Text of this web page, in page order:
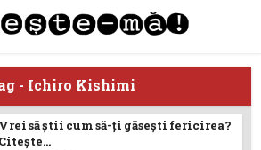
- Ichiro Kishimi
Vrei să ştii cum să-ţi găseşti fericirea?
Citeşte...